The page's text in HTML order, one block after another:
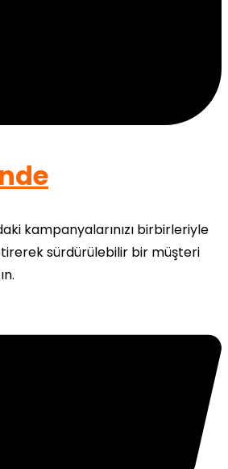
kampanyalarınızı birbirleriyle
sürdürülebilir bir müşteri